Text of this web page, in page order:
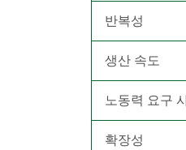
반복성
생산 속도
노동력 요구
확장성